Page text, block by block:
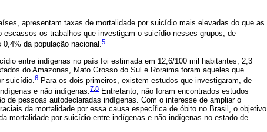
apresentam taxas de mortalidade por suicídio mais elevadas do que as
escassos os trabalhos que investigam o suicídio nesses grupos, de
da população nacional.5
entre indígenas no país foi estimada em 12,6/100 mil habitantes, 2,3
do Amazonas, Mato Grosso do Sul e Roraima foram aqueles que
suicídio.6 Para os dois primeiros, existem estudos que investigaram, de
e não indígenas.7 8 Entretanto, não foram encontrados estudos
de pessoas autodeclaradas indígenas. Com o interesse de ampliar o
da mortalidade por essa causa específica de óbito no Brasil, o objetivo
mortalidade por suicídio entre indígenas e não indígenas no estado de